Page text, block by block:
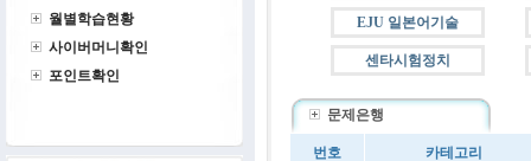
월별학습현황
사이버머니확인
포인트확인
EJU 일본어기술
센타시험정치
문제은행
번호 카테고리